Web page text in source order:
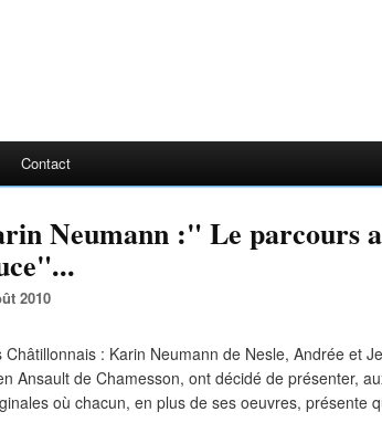
Contact
Neumann :" Le parcours
2010
Châtillonnais : Karin Neumann de Nesle, Andrée et
Ansault de Chamesson, ont décidé de présenter,
où chacun, en plus de ses oeuvres, présente